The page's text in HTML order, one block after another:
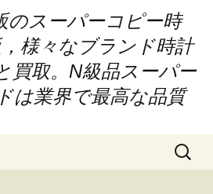
のスーパーコピー時
様々なブランド時計
買取。N級品スーパー
は業界で最高な品質
検